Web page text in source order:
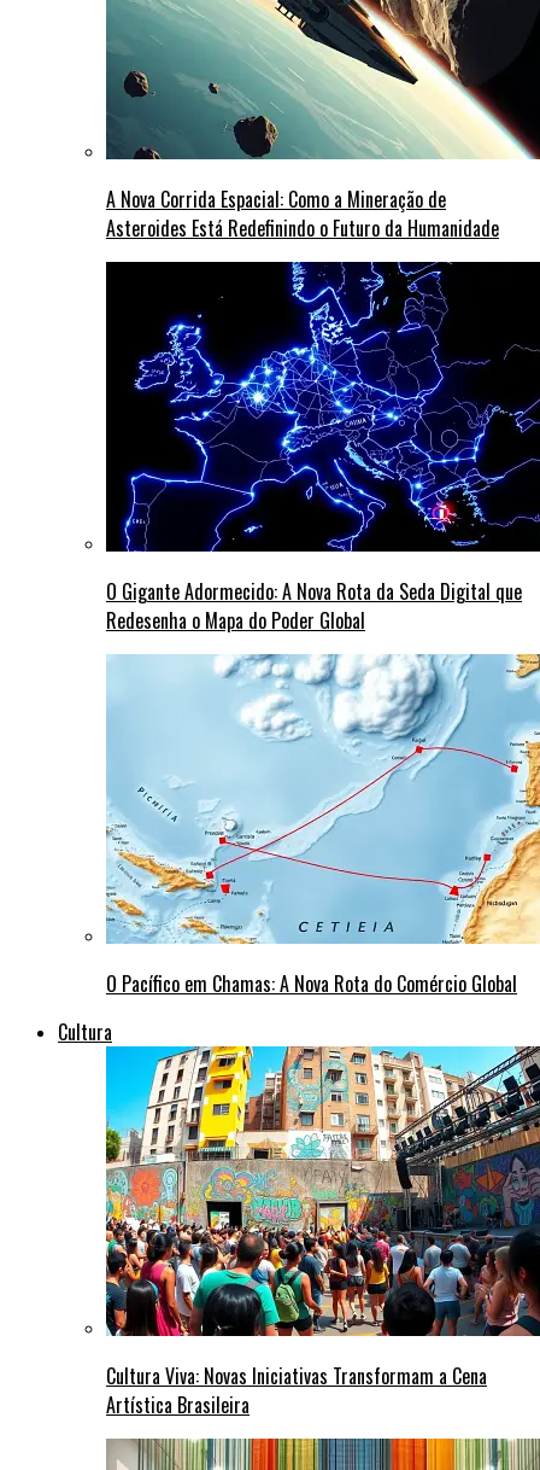
A Nova Corrida Espacial: Como a Mineração de
Asteroides Está Redefinindo o Futuro da Humanidade
O Gigante Adormecido: A Nova Rota da Seda Digital que
Redesenha o Mapa do Poder Global
O Pacífico em Chamas: A Nova Rota do Comércio Global
Cultura
Cultura Viva: Novas Iniciativas Transformam a Cena
Artística Brasileira